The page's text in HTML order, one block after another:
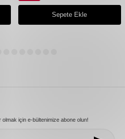
Sepete Ekle
için e-bültenimize abone olun!